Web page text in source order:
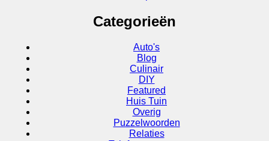
Categorieën
Auto's
Blog
Culinair
DIY
Featured
Huis Tuin
Overig
Puzzelwoorden
Relaties